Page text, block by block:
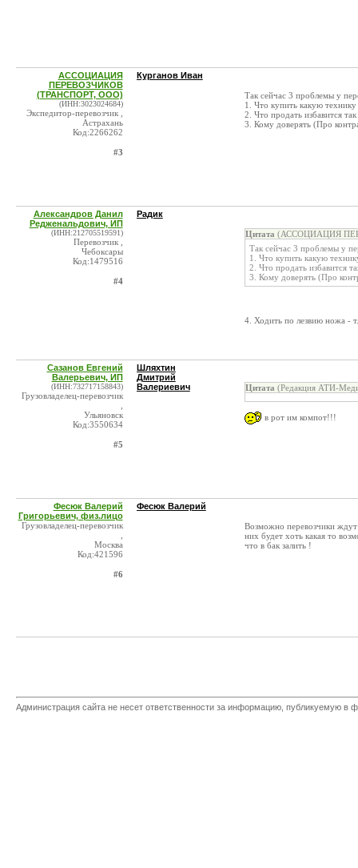
АССОЦИАЦИЯ
ПЕРЕВОЗЧИКОВ
(ТРАНСПОРТ, ООО)
(ИНН:3023024684)
Экспедитор-перевозчик ,
Астрахань
Код:2266262
#3
Курганов Иван
Так сейчас 3 проблемы у
1. Что купить какую
2. Что продать избавится
3. Кому доверять (Про
Александров Данил
Редженальдович, ИП
(ИНН:212705519591)
Перевозчик ,
Чебоксары
Код:1479516
#4
Радик
Цитата (АССОЦИАЦИЯ
Так сейчас 3 проблемы у
1. Что купить какую
2. Что продать избавится
3. Кому доверять (Про
4. Ходить по лезвию ножа -
Сазанов Евгений
Валерьевич, ИП
(ИНН:732717158843)
Грузовладелец-перевозчик
Ульяновск
Код:3550634
#5
Шляхтин
Дмитрий
Валериевич
Цитата (Редакция АТИ-
в рот им компот!!!
Фесюк Валерий
Григорьевич, физ.лицо
Грузовладелец-перевозчик
Москва
Код:421596
#6
Фесюк Валерий
Возможно перевозчики ждут
них будет хоть какая то
что в бак залить !
Администрация сайта не несет ответственности за информацию, публикуемую